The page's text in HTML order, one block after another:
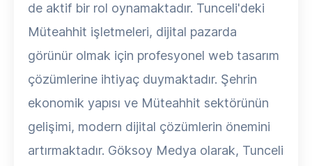
de aktif bir rol oynamaktadır. Tunceli'deki
Müteahhit işletmeleri, dijital pazarda
görünür olmak için profesyonel web tasarım
çözümlerine ihtiyaç duymaktadır. Şehrin
ekonomik yapısı ve Müteahhit sektörünün
gelişimi, modern dijital çözümlerin önemini
artırmaktadır. Göksoy Medya olarak, Tunceli